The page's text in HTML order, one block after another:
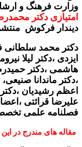
وزارت فرهنگ و
امتیازی دکتر
دیندار فرکوش
دکتر محمد سلطانی
ایزدی ،دکتر لیلا
هاشمی ،دکتر
،دکتر ماندانا
اعظم رشیدیان
علیرضا قرائتی
فصلنامه علمی
مقاله های مندرج در